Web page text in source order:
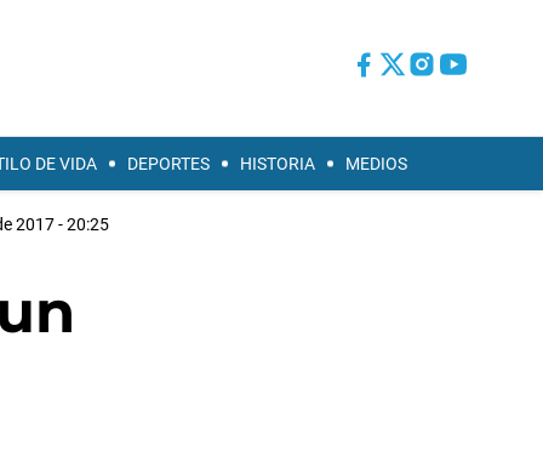
DE VIDA DEPORTES HISTORIA MEDIOS
2017 - 20:25